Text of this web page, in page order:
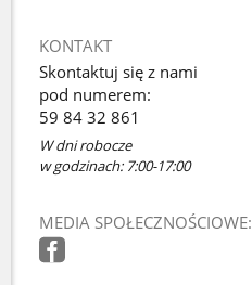
KONTAKT
Skontaktuj się z nami
pod numerem:
59 84 32 861
W dni robocze
w godzinach: 7:00-17:00
MEDIA SPOŁECZNOŚCIOWE: